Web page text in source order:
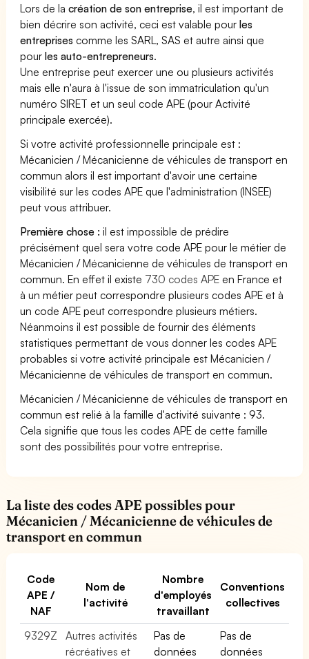
Lors de lacréation de son entreprise, il est important de
bien décrire son activité, ceci est valable pourles
entreprises comme les SARL, SAS et autre ainsi que
pourles auto-entrepreneurs.
Une entreprise peut exercer une ou plusieurs activités
mais elle n'aura à l'issue de son immatriculation qu'un
numéro SIRET et un seul code APE (pour Activité
principale exercée).
Si votre activité professionnelle principale est :
Mécanicien / Mécanicienne de véhicules de transport en
commun alors il est important d'avoir une certaine
visibilité sur les codes APE que l'administration (INSEE)
peut vous attribuer.
Première chose : il est impossible de prédire
précisément quel sera votre code APE pour le métier de
Mécanicien / Mécanicienne de véhicules de transport en
commun. En effet il existe 730 codes APE en France et
à un métier peut correspondre plusieurs codes APE et à
un code APE peut correspondre plusieurs métiers.
Néanmoins il est possible de fournir des éléments
statistiques permettant de vous donner les codes APE
probables si votre activité principale est Mécanicien /
Mécanicienne de véhicules de transport en commun.
Mécanicien / Mécanicienne de véhicules de transport en
commun est relié à la famille d'activité suivante : 93.
Cela signifie que tous les codes APE de cette famille
sont des possibilités pour votre entreprise.
La liste des codes APE possibles pour
Mécanicien / Mécanicienne de véhicules de
transport en commun
Code
APE /
NAF
Nom de
l'activité
Nombre
d'employés
travaillant
Conventions
collectives
9329Z
Autres activités
récréatives et
Pas de
données
Pas de
données